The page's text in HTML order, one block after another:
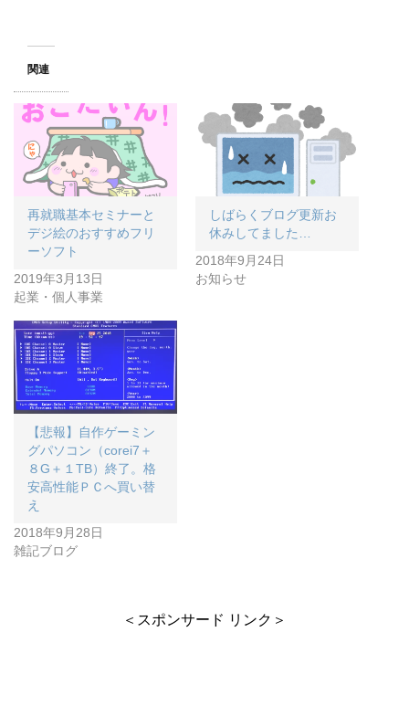
関連
再就職基本セミナーと
デジ絵のおすすめフリ
ーソフト
2019年3月13日
起業・個人事業
しばらくブログ更新お
休みしてました…
2018年9月24日
お知らせ
【悲報】自作ゲーミン
グパソコン（corei7＋
８G＋１TB）終了。格
安高性能ＰＣへ買い替
え
2018年9月28日
雑記ブログ
＜スポンサード リンク＞